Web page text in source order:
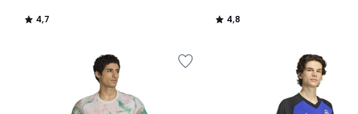
4,7
/
4,8
/